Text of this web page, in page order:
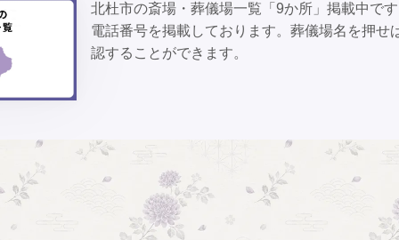
北杜市の斎場・葬儀場一覧「9か所」掲載中で
電話番号を掲載しております。葬儀場名を押せ
認することができます。